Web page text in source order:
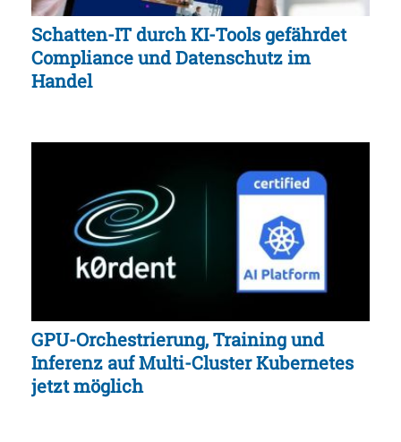
Schatten-IT durch KI-Tools gefährdet
Compliance und Datenschutz im
Handel
GPU-Orchestrierung, Training und
Inferenz auf Multi-Cluster Kubernetes
jetzt möglich